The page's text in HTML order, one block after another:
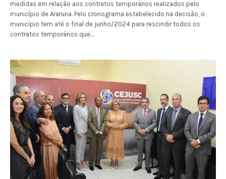
medidas em relação aos contratos temporários realizados pelo
município de Araruna. Pelo cronograma estabelecido na decisão, o
município tem até o final de junho/2024 para rescindir todos os
contratos temporários que…